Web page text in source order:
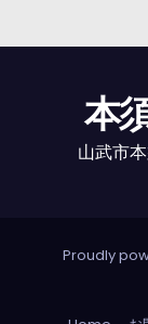
本
山武市
Proudly